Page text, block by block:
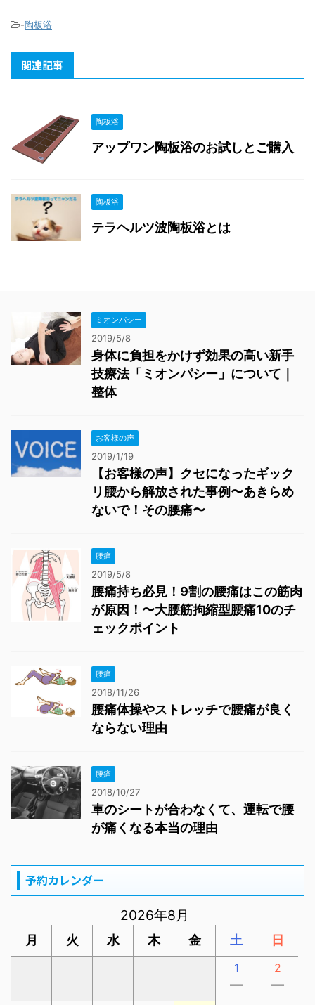
-陶板浴
関連記事
陶板浴
アップワン陶板浴のお試しとご購入
陶板浴
テラヘルツ波陶板浴とは
ミオンパシー
2019/5/8
身体に負担をかけず効果の高い新手
技療法「ミオンパシー」について｜
整体
お客様の声
2019/1/19
【お客様の声】クセになったギック
リ腰から解放された事例〜あきらめ
ないで！その腰痛〜
腰痛
2019/5/8
腰痛持ち必見！9割の腰痛はこの筋肉
が原因！〜大腰筋拘縮型腰痛10のチ
ェックポイント
腰痛
2018/11/26
腰痛体操やストレッチで腰痛が良く
ならない理由
腰痛
2018/10/27
車のシートが合わなくて、運転で腰
が痛くなる本当の理由
予約カレンダー
2026年8月
月 火 水 木 金 土 日
1
ー
2
ー